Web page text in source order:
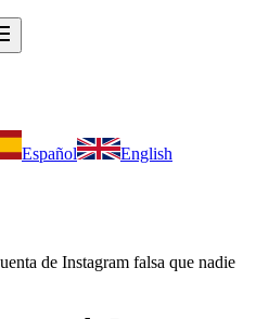
Español
English
de Instagram falsa que nadie